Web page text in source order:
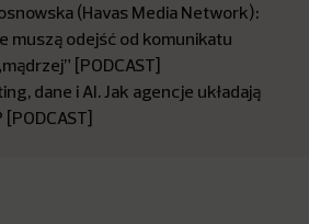
(Havas Media Network):
muszą odejść od komunikatu
[PODCAST]
dane i AI. Jak agencje układają